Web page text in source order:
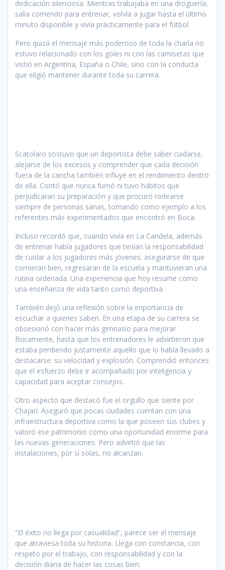
dedicación silenciosa. Mientras trabajaba en una droguería,
salía corriendo para entrenar, volvía a jugar hasta el último
minuto disponible y vivía prácticamente para el fútbol.
Pero quizá el mensaje más poderoso de toda la charla no
estuvo relacionado con los goles ni con las camisetas que
vistió en Argentina, España o Chile, sino con la conducta
que eligió mantener durante toda su carrera.
Scatolaro sostuvo que un deportista debe saber cuidarse,
alejarse de los excesos y comprender que cada decisión
fuera de la cancha también influye en el rendimiento dentro
de ella. Contó que nunca fumó ni tuvo hábitos que
perjudicaran su preparación y que procuró rodearse
siempre de personas sanas, tomando como ejemplo a los
referentes más experimentados que encontró en Boca.
Incluso recordó que, cuando vivía en La Candela, además
de entrenar había jugadores que tenían la responsabilidad
de cuidar a los jugadores más jóvenes: asegurarse de que
comieran bien, regresaran de la escuela y mantuvieran una
rutina ordenada. Una experiencia que hoy resume como
una enseñanza de vida tanto como deportiva.
También dejó una reflexión sobre la importancia de
escuchar a quienes saben. En una etapa de su carrera se
obsesionó con hacer más gimnasio para mejorar
físicamente, hasta que los entrenadores le advirtieron que
estaba perdiendo justamente aquello que lo había llevado a
destacarse: su velocidad y explosión. Comprendió entonces
que el esfuerzo debe ir acompañado por inteligencia y
capacidad para aceptar consejos.
Otro aspecto que destacó fue el orgullo que siente por
Chajarí. Aseguró que pocas ciudades cuentan con una
infraestructura deportiva como la que poseen sus clubes y
valoró ese patrimonio como una oportunidad enorme para
las nuevas generaciones. Pero advirtió que las
instalaciones, por sí solas, no alcanzan.
“El éxito no llega por casualidad”, parece ser el mensaje
que atraviesa toda su historia. Llega con constancia, con
respeto por el trabajo, con responsabilidad y con la
decisión diaria de hacer las cosas bien.